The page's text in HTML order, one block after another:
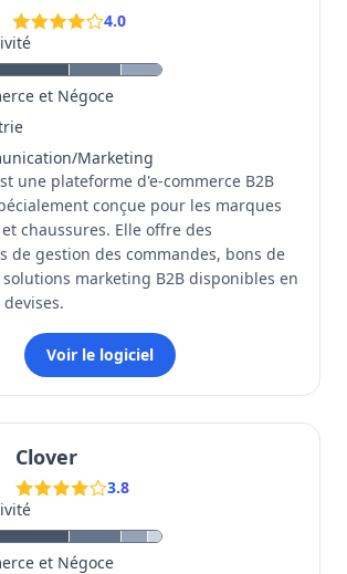
4.0
et Négoce
Marketing
une plateforme d'e-commerce B2B
conçue pour les marques
chaussures. Elle offre des
de gestion des commandes, bons de
marketing B2B disponibles en
Voir le logiciel
Clover
3.8
et Négoce